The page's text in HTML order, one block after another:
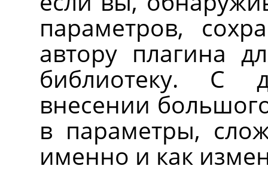
параметров,
автору плагина
библиотеку. С
внесении
в параметры,
именно и как